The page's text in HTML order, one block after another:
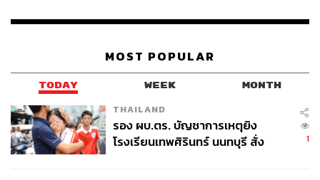
MOST POPULAR
TODAY WEEK MONTH
THAILAND
รอง ผบ.ตร. บัญชาการเหตุยิง
โรงเรียนเทพศิรินทร์ นนทบุรี สั่ง
1